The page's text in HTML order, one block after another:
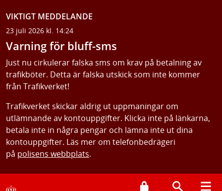
VIKTIGT MEDDELANDE
23 juli 2026 kl. 14:24
Varning för bluff-sms
Just nu cirkulerar falska sms om krav på betalning av
trafikböter. Detta är falska utskick som inte kommer
från Trafikverket!
Trafikverket skickar aldrig ut uppmaningar om
utlämnande av kontouppgifter. Klicka inte på länkarna,
betala inte in några pengar och lämna inte ut dina
kontouppgifter. Läs mer om telefonbedrägeri
på polisens webbplats.